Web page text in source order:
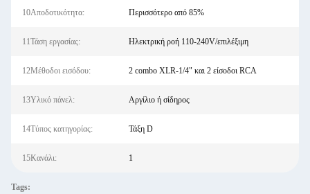
10Αποδοτικότητα: Περισσότερο από 85%
11Τάση εργασίας: Ηλεκτρική ροή 110-240V/επιλέξιμη
12Μέθοδοι εισόδου: 2 combo XLR-1/4" και 2 είσοδοι RCA
13Υλικό πάνελ: Αργίλιο ή σίδηρος
14Τύπος κατηγορίας: Τάξη D
15Κανάλι: 1
Tags: